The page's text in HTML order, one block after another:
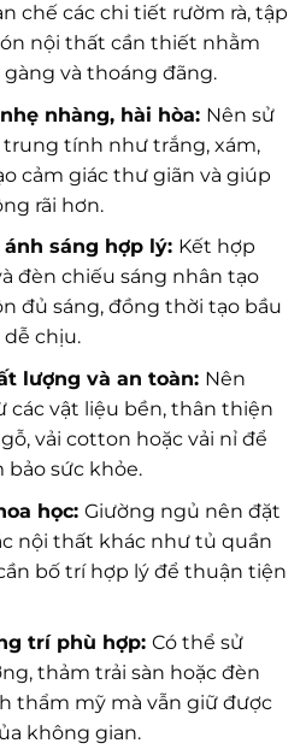
chế các chi tiết rườm rà, tập
nội thất cần thiết nhằm
và thoáng đãng.
nhàng, hài hòa: Nên sử
tính như trắng, xám,
cảm giác thư giãn và giúp
rãi hơn.
sáng hợp lý: Kết hợp
đèn chiếu sáng nhân tạo
đủ sáng, đồng thời tạo bầu
chịu.
lượng và an toàn: Nên
các vật liệu bền, thân thiện
vải cotton hoặc vải nỉ để
bảo sức khỏe.
học: Giường ngủ nên đặt
nội thất khác như tủ quần
bố trí hợp lý để thuận tiện
trí phù hợp: Có thể sử
thảm trải sàn hoặc đèn
thẩm mỹ mà vẫn giữ được
không gian.